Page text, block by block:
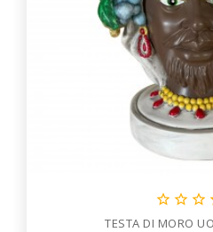
  
TESTA DI MORO